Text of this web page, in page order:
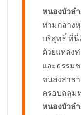
หนองบัวล
ท่ามกลาง
บริสุทธิ์ ที่นี่
ด้วยแหล่ง
และธรรม
ขนส่งสาธ
ครอบคลุม
หนองบัวล